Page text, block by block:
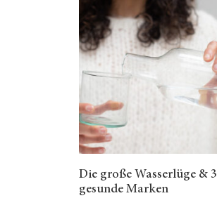
Die große Wasserlüge & 3
gesunde Marken